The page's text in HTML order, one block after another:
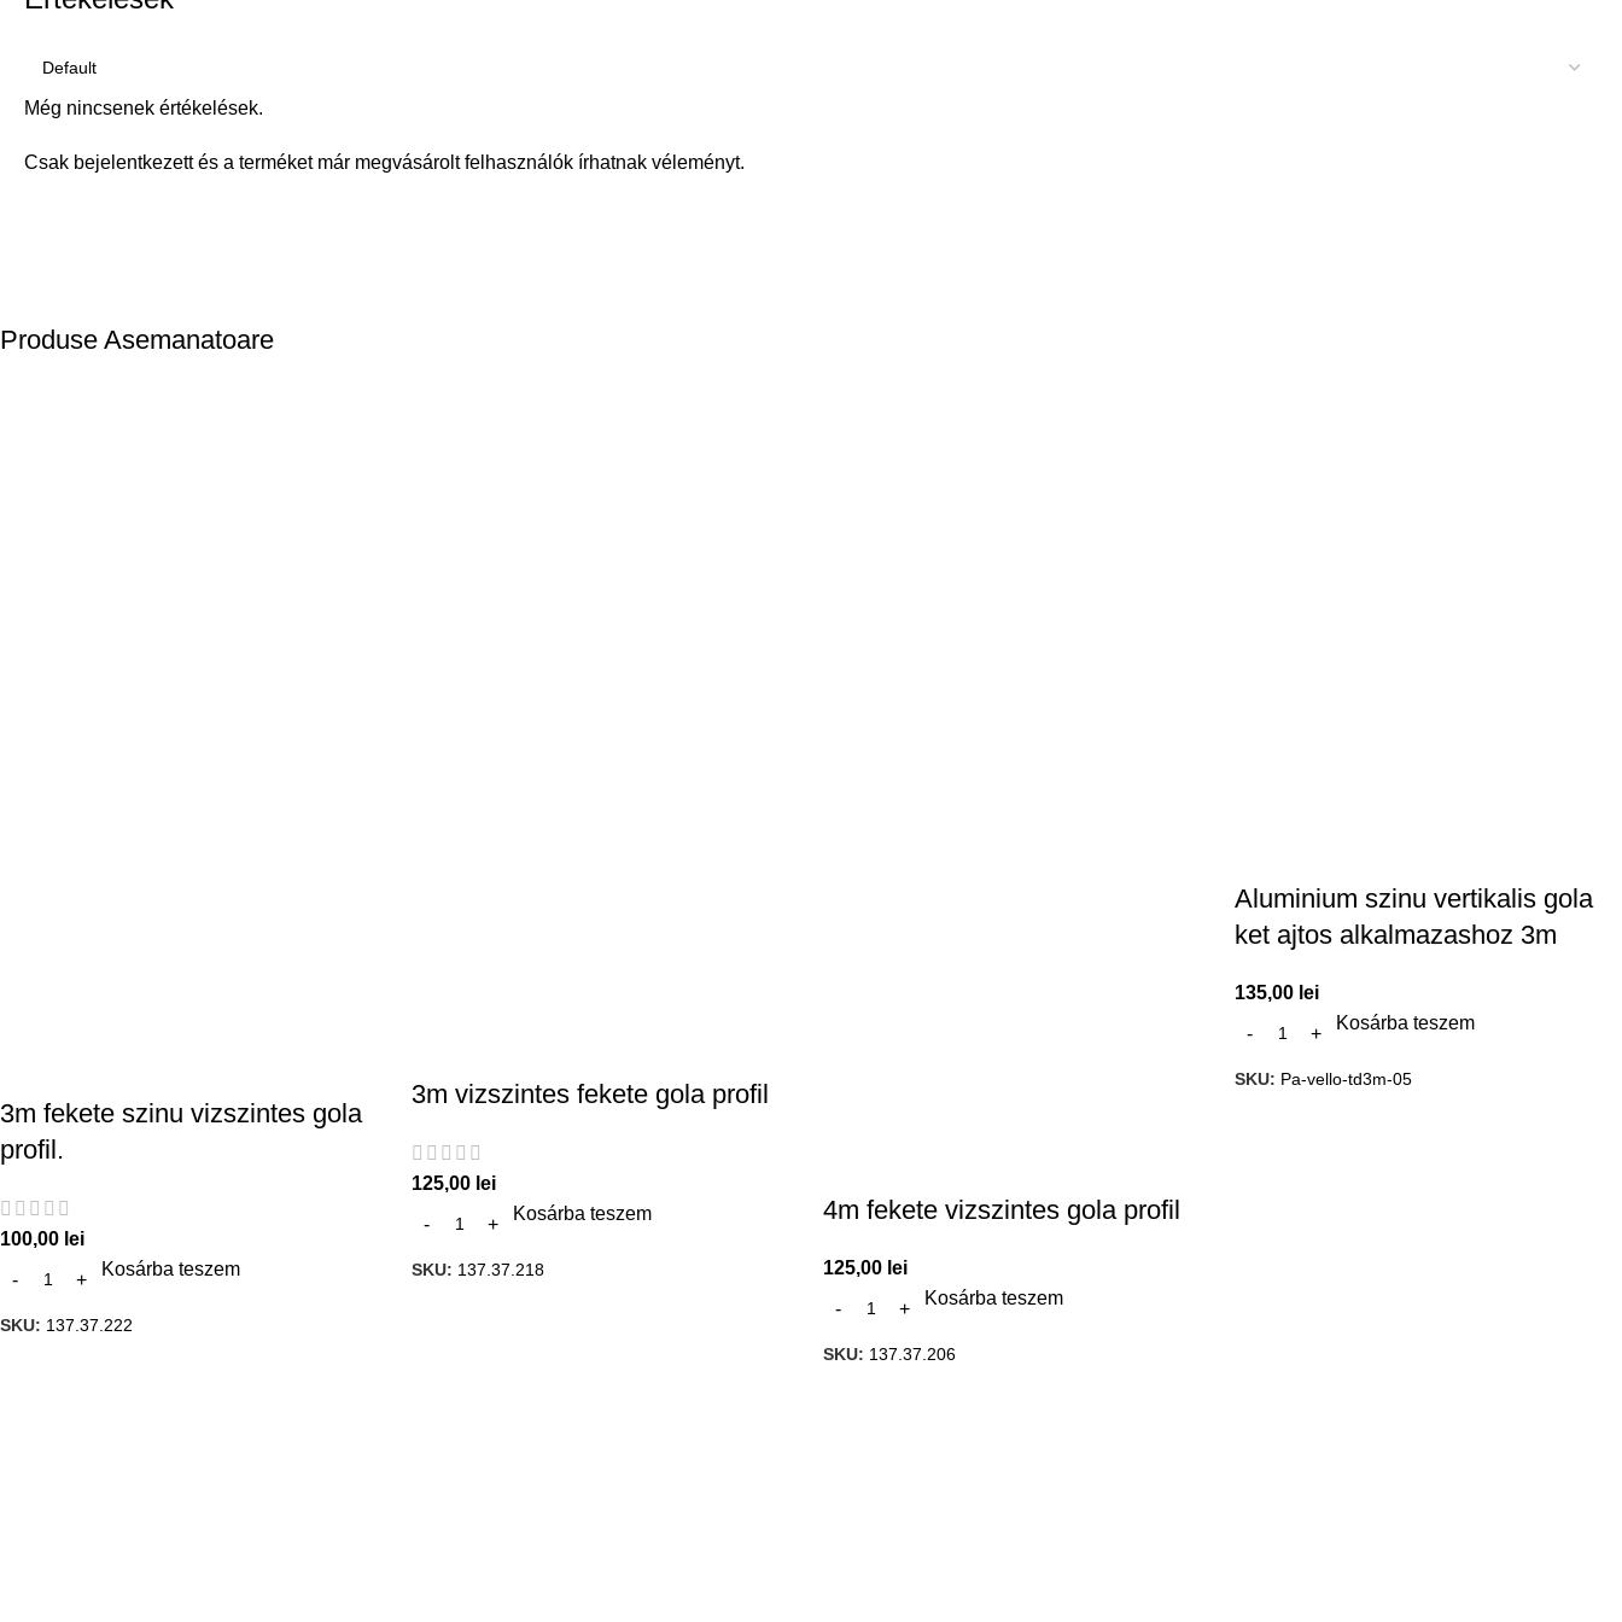
Még nincsenek értékelések.
Csak bejelentkezett és a terméket már megvásárolt felhasználók írhatnak véleményt.
Produse Asemanatoare
3m fekete szinu vizszintes gola
profil.
100,00 lei
Kosárba teszem
SKU: 137.37.222
3m vizszintes fekete gola profil
125,00 lei
Kosárba teszem
SKU: 137.37.218
4m fekete vizszintes gola profil
125,00 lei
Kosárba teszem
SKU: 137.37.206
Aluminium szinu vertikalis gola
ket ajtos alkalmazashoz 3m
135,00 lei
Kosárba teszem
SKU: Pa-vello-td3m-05